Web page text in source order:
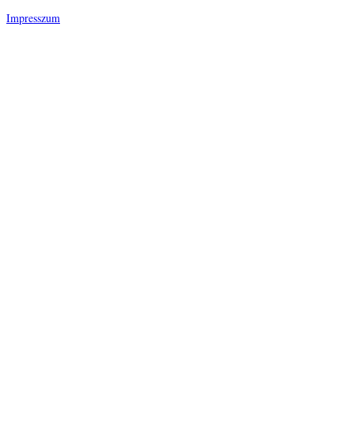
Impresszum